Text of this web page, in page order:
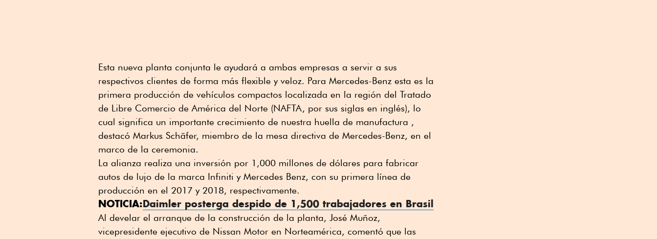
Esta nueva planta conjunta le ayudará a ambas empresas a servir a sus
respectivos clientes de forma más flexible y veloz. Para Mercedes-Benz esta es la
primera producción de vehículos compactos localizada en la región del Tratado
de Libre Comercio de América del Norte (NAFTA, por sus siglas en inglés), lo
cual significa un importante crecimiento de nuestra huella de manufactura ,
destacó Markus Schäfer, miembro de la mesa directiva de Mercedes-Benz, en el
marco de la ceremonia.
La alianza realiza una inversión por 1,000 millones de dólares para fabricar
autos de lujo de la marca Infiniti y Mercedes Benz, con su primera línea de
producción en el 2017 y 2018, respectivamente.
NOTICIA:Daimler posterga despido de 1,500 trabajadores en Brasil
Al develar el arranque de la construcción de la planta, José Muñoz,
vicepresidente ejecutivo de Nissan Motor en Norteamérica, comentó que las